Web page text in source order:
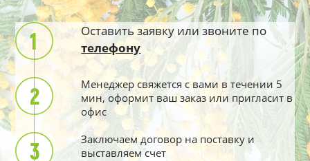
Оставить заявку или звоните по
телефону
Менеджер свяжется с вами в течении 5
мин, оформит ваш заказ или пригласит в
офис
Заключаем договор на поставку и
выставляем счет